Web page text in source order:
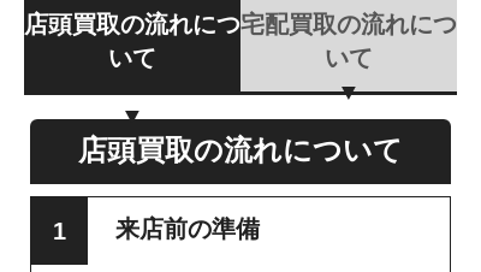
店頭買取の流れにつ
いて
宅配買取の流れにつ
いて
店頭買取の流れについて
来店前の準備